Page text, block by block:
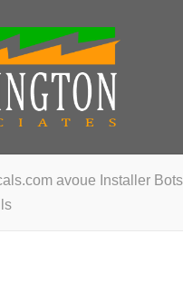
avoue Installer